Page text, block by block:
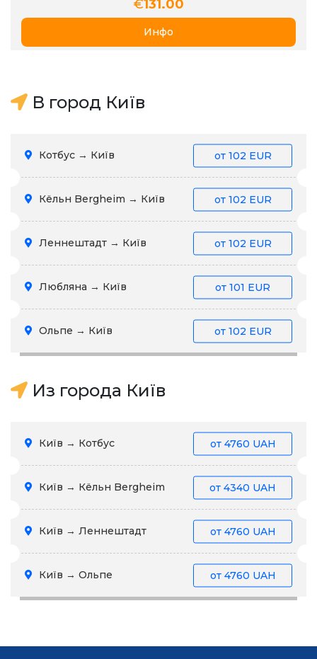
€131.00
Инфо
В город Київ
Котбус → Київ от 102 EUR
Кёльн Bergheim → Київ от 102 EUR
Леннештадт → Київ от 102 EUR
Любляна → Київ от 101 EUR
Ольпе → Київ от 102 EUR
Из города Київ
Київ → Котбус от 4760 UAH
Київ → Кёльн Bergheim от 4340 UAH
Київ → Леннештадт от 4760 UAH
Київ → Ольпе от 4760 UAH